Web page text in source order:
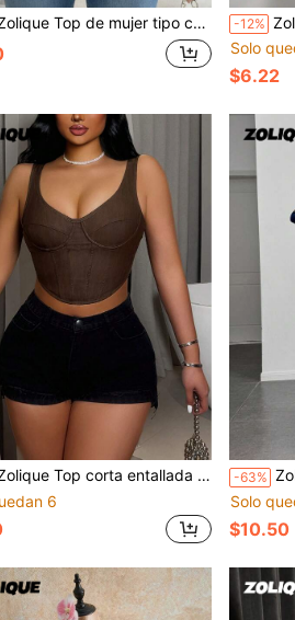
Top de mujer tipo camiseta cómodo e informal con nueva diseño sexy, cuello cuadrado, bloques de color, tirantes y abertura lateral, corte ceñido -12%
Solo
$6.22
Top corta entallada sin mangas, verano
6
-63% Zolique
Solo
$10.50